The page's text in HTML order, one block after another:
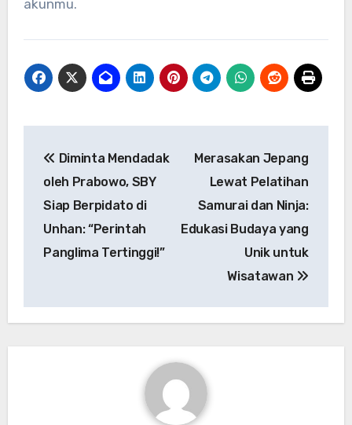
akunmu.
pos
Diminta Mendadak
oleh Prabowo, SBY
Siap Berpidato di
Unhan: “Perintah
Panglima Tertinggi!”
Merasakan Jepang
Lewat Pelatihan
Samurai dan Ninja:
Edukasi Budaya yang
Unik untuk
Wisatawan